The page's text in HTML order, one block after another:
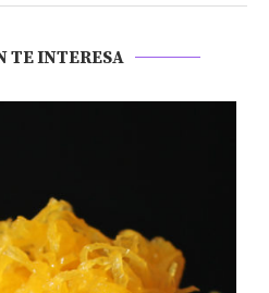
TE INTERESA